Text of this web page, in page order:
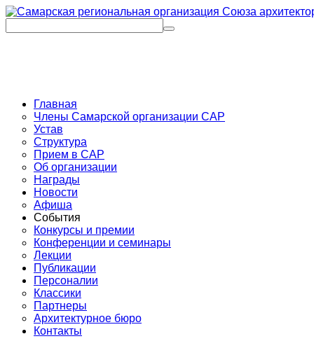
Главная
Члены Самарской организации САР
Устав
Структура
Прием в САР
Об организации
Награды
Новости
Афиша
События
Конкурсы и премии
Конференции и семинары
Лекции
Публикации
Персоналии
Классики
Партнеры
Архитектурное бюро
Контакты